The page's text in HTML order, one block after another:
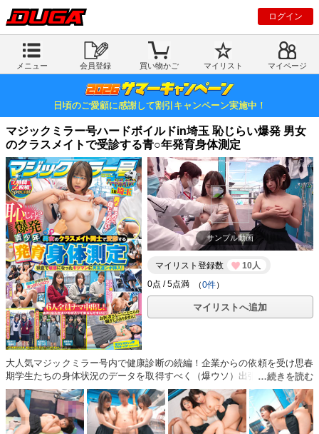
ログイン
メニュー 会員登録 買い物かご マイリスト マイページ
日頃のご愛顧に感謝して割引キャンペーン実施中！
マジックミラー号ハードボイルドin埼玉 恥じらい爆発 男女
のクラスメイトで受診する青○年発育身体測定
サンプル動画
マイリスト登録数
10人
（0件）
マイリストへ追加
大人気マジックミラー号内で健康診断の続編！企業からの依頼を受け思春
期学生たちの身体状況のデータを取得すべく（爆ウソ）出張に来たスタッ
フ一同。下校途中の男女学生に内申点が上がるとテキトー理由をつけてマ
ジックミラー号へご招待！よくある身長体重測定で終わると思ったら、医
者から脱衣の指示に「男友達の目の前で脱ぐんですか…？」と突然困惑の
表情。乳房・肛門・女性器・尿の隅々まで診察しないと正確なデータが取